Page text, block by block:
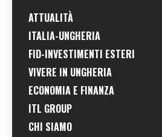
ATTUALITÀ
ITALIA-UNGHERIA
FID-INVESTIMENTI ESTERI
VIVERE IN UNGHERIA
ECONOMIA E FINANZA
ITL GROUP
CHI SIAMO